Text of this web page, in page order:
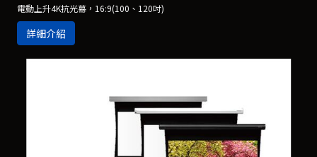
電動上升4K抗光幕，16:9(100、120吋)
詳細介紹